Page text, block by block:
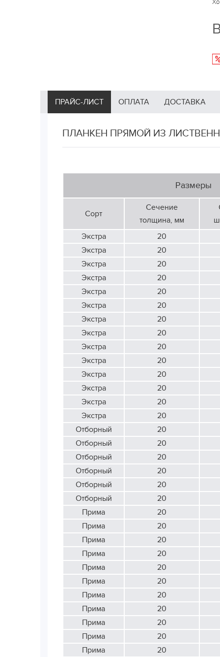
ПРАЙС-ЛИСТ ОПЛАТА ДОСТАВКА
ПЛАНКЕН ПРЯМОЙ ИЗ
Размеры
Сорт
Сечение
толщина, мм
Экстра
20
Экстра
20
Экстра
20
Экстра
20
Экстра
20
Экстра
20
Экстра
20
Экстра
20
Экстра
20
Экстра
20
Экстра
20
Экстра
20
Экстра
20
Экстра
20
Отборный
20
Отборный
20
Отборный
20
Отборный
20
Отборный
20
Отборный
20
Прима
20
Прима
20
Прима
20
Прима
20
Прима
20
Прима
20
Прима
20
Прима
20
Прима
20
Прима
20
Прима
20